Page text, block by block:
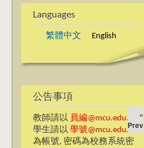
Languages
繁體中文 English
公告事項
教師請以 員編@mcu.edu.tw
學生請以 學號@mcu.edu.tw
為帳號, 密碼為校務系統密
«
Prev